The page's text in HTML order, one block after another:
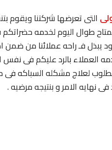
التى تعرضها شركتنا ويقوم
طوال اليوم لخدمه
فـ راحه عملائنا من ضمن
العملاء بالرد عليكم فى
لعلاج مشكله السباكه فى
الامر و بنتيجه مرضيه .